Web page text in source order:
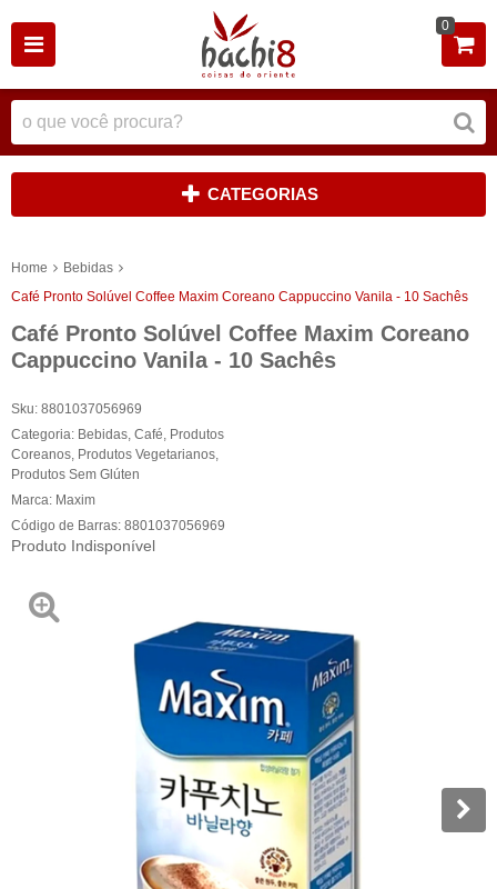
0
CATEGORIAS
Home
Bebidas
Café Pronto Solúvel Coffee Maxim Coreano Cappuccino Vanila - 10 Sachês
Café Pronto Solúvel Coffee Maxim Coreano
Cappuccino Vanila - 10 Sachês
Sku: 8801037056969
Categoria: Bebidas Café Produtos
Coreanos Produtos Vegetarianos
Produtos Sem Glúten
Marca: Maxim
Código de Barras: 8801037056969
Produto Indisponível